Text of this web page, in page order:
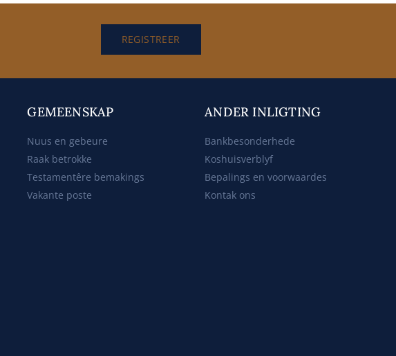
REGISTREER
GEMEENSKAP
Nuus en gebeure
Raak betrokke
Testamentêre bemakings
Vakante poste
ANDER INLIGTING
Bankbesonderhede
Koshuisverblyf
Bepalings en voorwaardes
Kontak ons